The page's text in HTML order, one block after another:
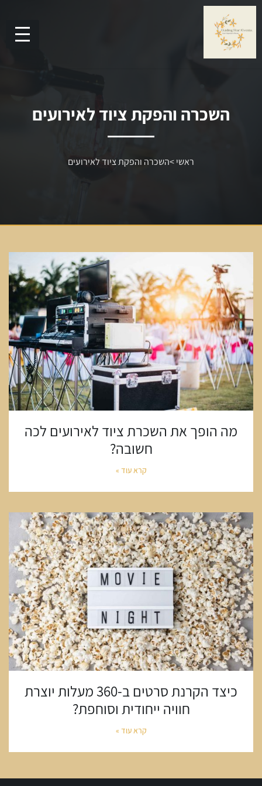
השכרה והפקת ציוד לאירועים
ראשי>השכרה והפקת ציוד לאירועים
מה הופך את השכרת ציוד לאירועים לכה
חשובה?
קרא עוד »
כיצד הקרנת סרטים ב-360 מעלות יוצרת
חוויה ייחודית וסוחפת?
קרא עוד »